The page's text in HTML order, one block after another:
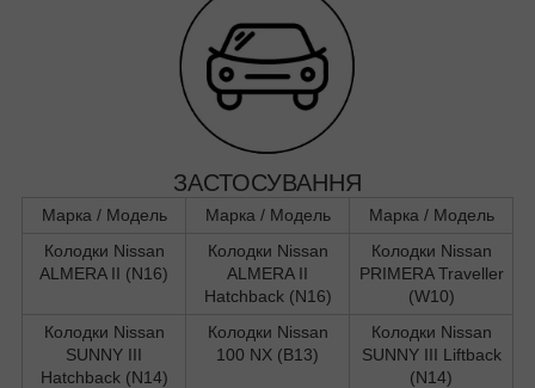
ЗАСТОСУВАННЯ
Марка / Модель Марка / Модель
Марка / Модель
Колодки Nissan
ALMERA II (N16)
Колодки Nissan
ALMERA II
Hatchback (N16)
Колодки Nissan
PRIMERA Traveller
(W10)
Колодки Nissan
SUNNY III
Hatchback (N14)
Колодки Nissan
100 NX (B13)
Колодки Nissan
SUNNY III Liftback
(N14)